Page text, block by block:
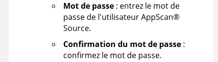
Mot de passe : entrez le mot de
passe de l'utilisateurAppScan®
Source.
Confirmation du mot de passe :
confirmez le mot de passe.